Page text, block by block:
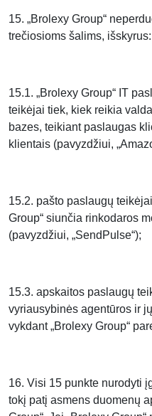
15. „Brolexy Group“
trečiosioms šalims, išskyrus:
15.1. „Brolexy Group“ IT
teikėjai tiek, kiek reikia
bazes, teikiant paslaugas
klientais (pavyzdžiui,
15.2. pašto paslaugų
Group“ siunčia rinkodaros
(pavyzdžiui, „SendPulse“);
15.3. apskaitos paslaugų
vyriausybinės agentūros ir
vykdant „Brolexy Group“
16. Visi 15 punkte nurodyti
tokį patį asmens duomenų